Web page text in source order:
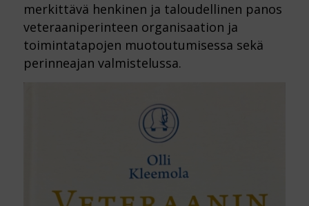
merkittävä henkinen ja taloudellinen panos
veteraaniperinteen organisaation ja
toimintatapojen muotoutumisessa sekä
perinneajan valmistelussa.